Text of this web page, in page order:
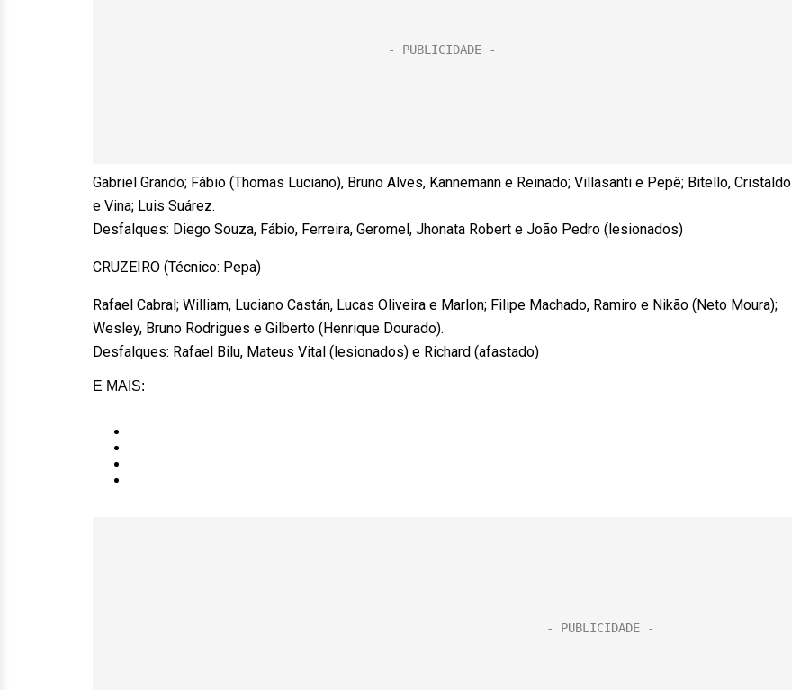
Gabriel Grando; Fábio (Thomas Luciano), Bruno Alves, Kannemann e Reinado; Villasanti e Pepê; Bitello, Cristaldo
e Vina; Luis Suárez.
Desfalques: Diego Souza, Fábio, Ferreira, Geromel, Jhonata Robert e João Pedro (lesionados)
CRUZEIRO (Técnico: Pepa)
Rafael Cabral; William, Luciano Castán, Lucas Oliveira e Marlon; Filipe Machado, Ramiro e Nikão (Neto Moura);
Wesley, Bruno Rodrigues e Gilberto (Henrique Dourado).
Desfalques: Rafael Bilu, Mateus Vital (lesionados) e Richard (afastado)
E MAIS: